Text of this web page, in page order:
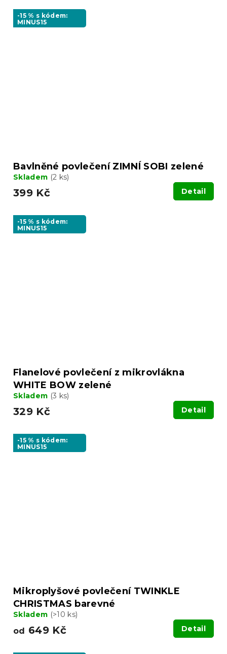
-15 % s kódem:
MINUS15
Bavlněné povlečení ZIMNÍ SOBI zelené
Skladem (2 ks)
399 Kč Detail
-15 % s kódem:
MINUS15
Flanelové povlečení z mikrovlákna
WHITE BOW zelené
Skladem (3 ks)
329 Kč Detail
-15 % s kódem:
MINUS15
Mikroplyšové povlečení TWINKLE
CHRISTMAS barevné
Skladem (>10 ks)
od 649 Kč Detail